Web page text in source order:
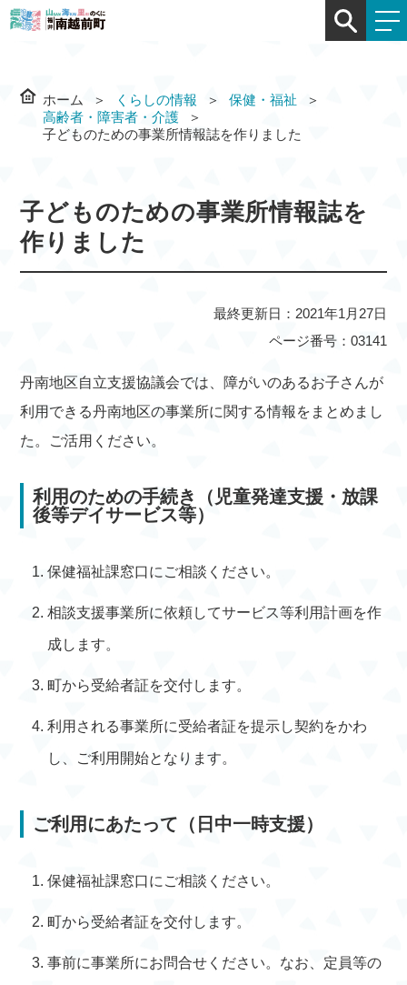
ホーム くらしの情報
保健・福祉
高齢者・障害者・介護
子どものための事業所情報誌を作りました
子どものための事業所情報誌を
作りました
最終更新日：2021年1月27日
ページ番号：03141
丹南地区自立支援協議会では、障がいのあるお子さんが
利用できる丹南地区の事業所に関する情報をまとめまし
た。ご活用ください。
利用のための手続き（児童発達支援・放課
後等デイサービス等）
保健福祉課窓口にご相談ください。
相談支援事業所に依頼してサービス等利用計画を作
成します。
町から受給者証を交付します。
利用される事業所に受給者証を提示し契約をかわ
し、ご利用開始となります。
ご利用にあたって（日中一時支援）
保健福祉課窓口にご相談ください。
町から受給者証を交付します。
事前に事業所にお問合せください。なお、定員等の